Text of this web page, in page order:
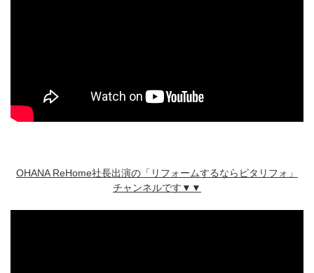
OHANA ReHome社長出演の「リフォームするならピタリフォ」
チャンネルです▼▼